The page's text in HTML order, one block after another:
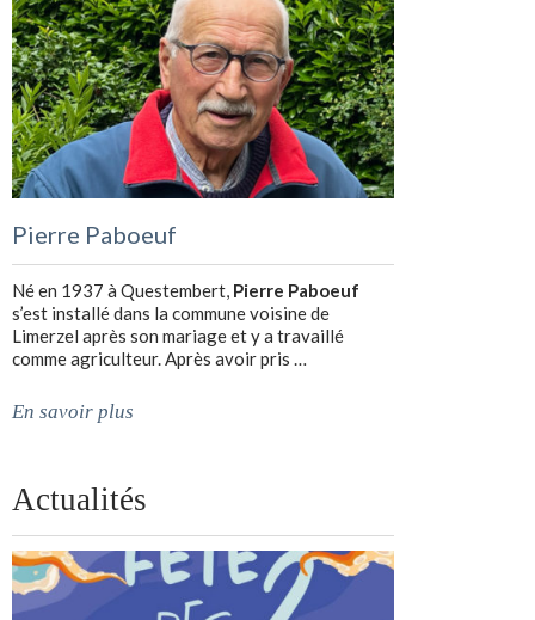
Pierre Paboeuf
Né en 1937 à Questembert, Pierre Paboeuf
s’est installé dans la commune voisine de
Limerzel après son mariage et y a travaillé
comme agriculteur. Après avoir pris …
En savoir plus
Actualités